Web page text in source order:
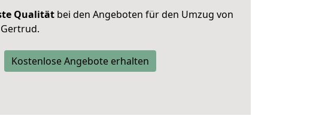
Qualität bei den Angeboten für den Umzug von
Kostenlose Angebote erhalten